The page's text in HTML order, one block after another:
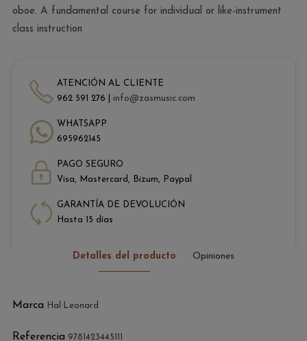
oboe. A fundamental course for individual or like-instrument
class instruction
ATENCIÓN AL CLIENTE
962 591 276 | info@zasmusic.com
WHATSAPP
695962145
PAGO SEGURO
Visa, Mastercard, Bizum, Paypal
GARANTÍA DE DEVOLUCIÓN
Hasta 15 días
Detalles del producto Opiniones
Marca Hal·Leonard
Referencia 9781423445111